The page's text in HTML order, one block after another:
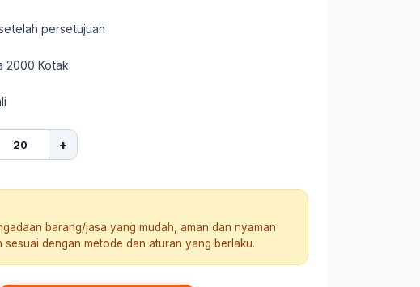
persetujuan
2000 Kotak
+
barang/jasa yang mudah, aman dan nyaman
dengan metode dan aturan yang berlaku.